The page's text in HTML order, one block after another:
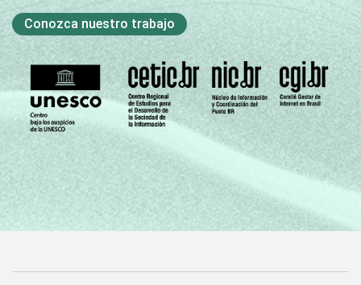
Conozca nuestro trabajo